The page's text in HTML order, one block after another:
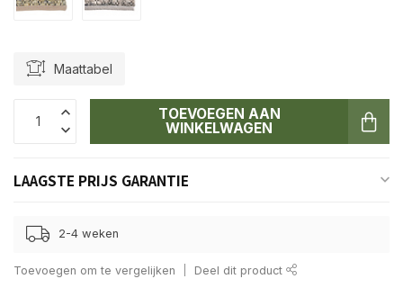
Maattabel
TOEVOEGEN AAN
WINKELWAGEN
LAAGSTE PRIJS GARANTIE
2-4 weken
Toevoegen om te vergelijken Deel dit product